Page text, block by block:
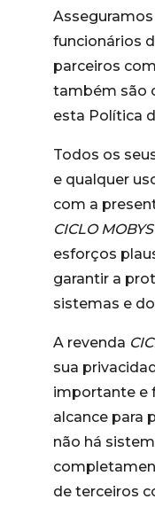
funcionários
parceiros
também são
esta Política
Todos os
e qualquer
com a
CICLO MOBYS
esforços
garantir a
sistemas e
A revenda
sua
importante e
alcance para
não há
de terceiros